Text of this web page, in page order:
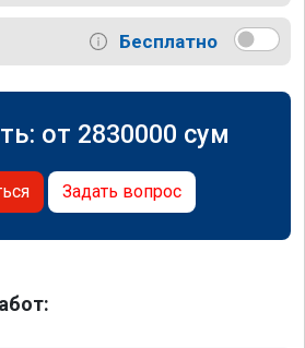
Бесплатно
от 2830000 сум
Задать вопрос